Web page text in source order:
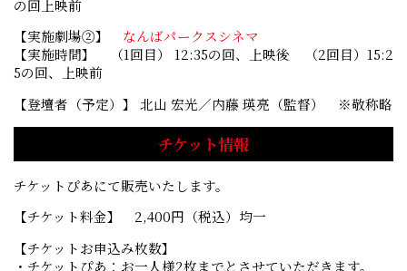
の回上映前
【実施劇場②】 なんばパークスシネマ
【実施時間】 （1回目） 12:35の回、上映後 （2回目）15:2
5の回、上映前
【登壇者（予定）】 北山 宏光／内藤 瑛亮（監督） ※敬称略
チケット情報
チケットぴあにて販売いたします。
【チケット料金】 2,400円（税込）均一
【チケットお申込み枚数】
・チケットぴあ：お一人様2枚までとさせていただきます。